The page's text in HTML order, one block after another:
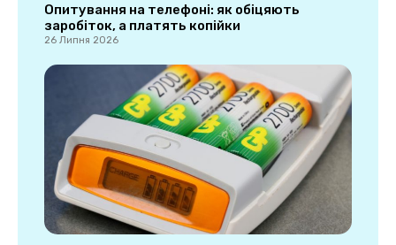
Опитування на телефоні: як обіцяють
заробіток, а платять копійки
26 Липня 2026